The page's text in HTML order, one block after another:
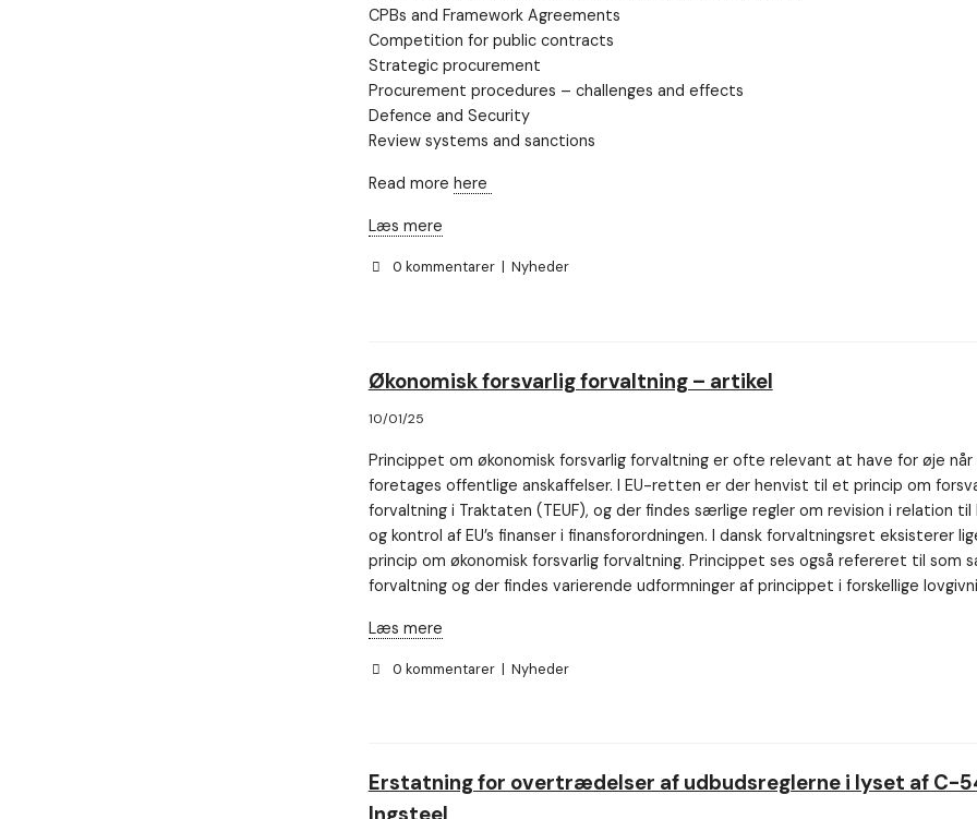
CPBs and Framework Agreements
Competition for public contracts
Strategic procurement
Procurement procedures – challenges and effects
Defence and Security
Review systems and sanctions
Read more here
Læs mere
0 kommentarer | Nyheder
Økonomisk forsvarlig forvaltning – artikel
10/01/25
Princippet om økonomisk forsvarlig forvaltning er ofte relevant at have for øje når
foretages offentlige anskaffelser. I EU-retten er der henvist til et princip om
forvaltning i Traktaten (TEUF), og der findes særlige regler om revision i relation til
og kontrol af EU’s finanser i finansforordningen. I dansk forvaltningsret eksisterer
princip om økonomisk forsvarlig forvaltning. Princippet ses også refereret til som
forvaltning og der findes varierende udformninger af princippet i forskellige
Læs mere
0 kommentarer | Nyheder
Erstatning for overtrædelser af udbudsreglerne i lyset af C-